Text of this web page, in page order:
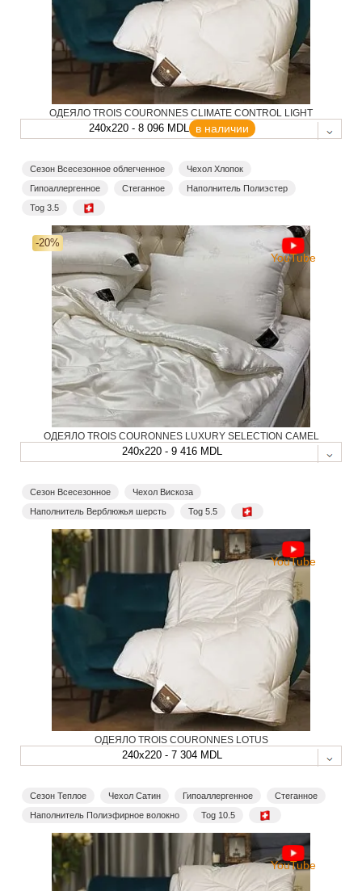
ОДЕЯЛО TROIS COURONNES CLIMATE CONTROL LIGHT
240x220 - 8 096 MDL в наличии
Сезон Всесезонное облегченное
Чехол Хлопок
Гипоаллергенное
Стеганное
Наполнитель Полиэстер
Tog 3.5
-20%
YouTube
ОДЕЯЛО TROIS COURONNES LUXURY SELECTION CAMEL
240x220 - 9 416 MDL
Сезон Всесезонное
Чехол Вискоза
Наполнитель Верблюжья шерсть
Tog 5.5
YouTube
ОДЕЯЛО TROIS COURONNES LOTUS
240x220 - 7 304 MDL
Сезон Теплое Чехол Сатин Гипоаллергенное
Стеганное
Наполнитель Полиэфирное волокно
Tog 10.5
YouTube